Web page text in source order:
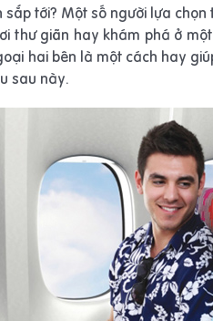
tới? Một số người lựa
thư giãn hay khám phá ở
hai bên là một cách hay
sau này.